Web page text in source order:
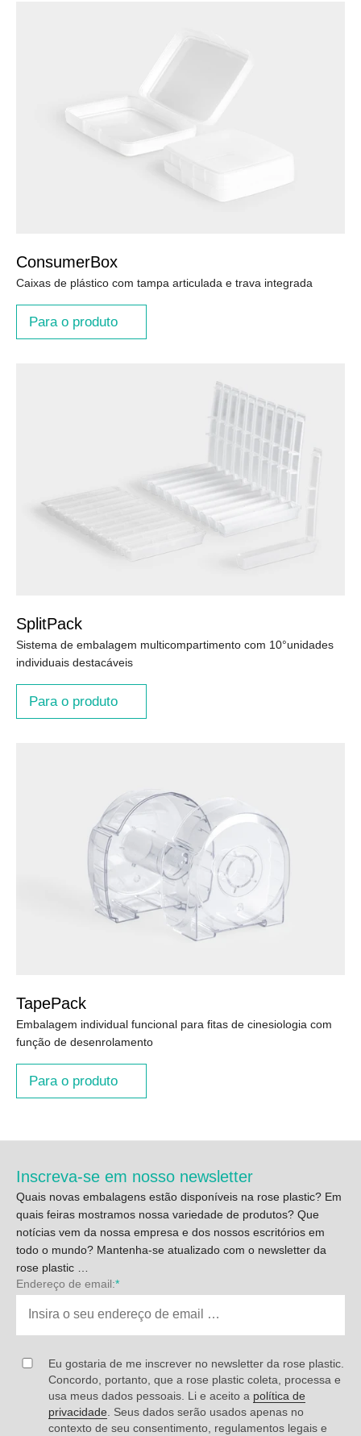
ConsumerBox
Caixas de plástico com tampa articulada e trava integrada
Para o produto
SplitPack
Sistema de embalagem multicompartimento com 10°unidades
individuais destacáveis
Para o produto
TapePack
Embalagem individual funcional para fitas de cinesiologia com
função de desenrolamento
Para o produto
Inscreva-se em nosso newsletter
Quais novas embalagens estão disponíveis na rose plastic? Em
quais feiras mostramos nossa variedade de produtos? Que
notícias vem da nossa empresa e dos nossos escritórios em
todo o mundo? Mantenha-se atualizado com o newsletter da
rose plastic …
Endereço de email:*
Eu gostaria de me inscrever no newsletter da rose plastic.
Concordo, portanto, que a rose plastic coleta, processa e
usa meus dados pessoais. Li e aceito a política de
privacidade. Seus dados serão usados apenas no
contexto de seu consentimento, regulamentos legais e